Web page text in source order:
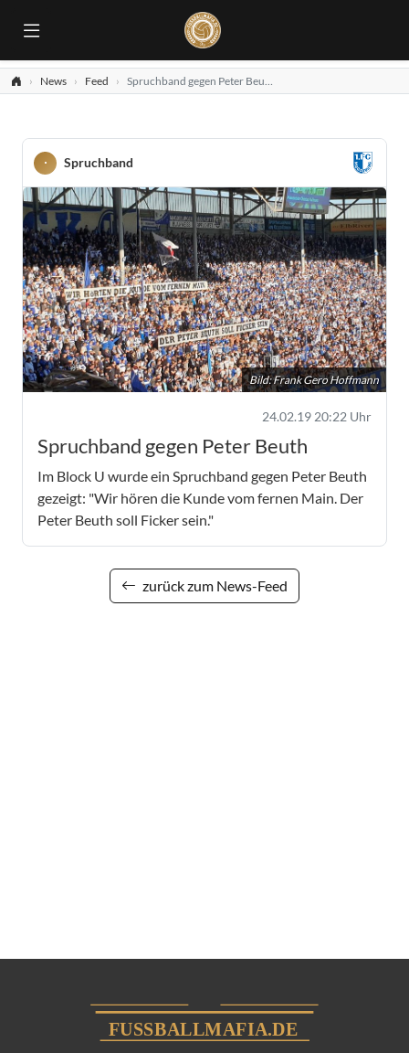
News Feed Spruchband gegen Peter Beuth
Spruchband
Bild: Frank Gero Hoffmann
24.02.19 20:22 Uhr
Spruchband gegen Peter Beuth
Im Block U wurde ein Spruchband gegen Peter Beuth
gezeigt: "Wir hören die Kunde vom fernen Main. Der
Peter Beuth soll Ficker sein."
zurück zum News-Feed